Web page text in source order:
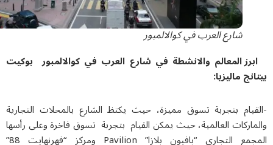
شارع العرب في كوالالمبور
المعالم والانشطة في شارع العرب في كوالالمبور بوكيت
ماليزيا:
بتجربة تسوق مميزة، حيث يكتظ الشارع بالمحلات التجارية
العالمية، حيث يمكن القيام بتجربة تسوق فاخرة وعلى رأسها